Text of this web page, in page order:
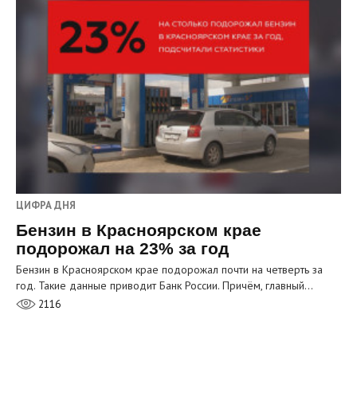
ЦИФРА ДНЯ
Бензин в Красноярском крае
подорожал на 23% за год
Бензин в Красноярском крае подорожал почти на четверть за
год. Такие данные приводит Банк России. Причём, главный…
2116